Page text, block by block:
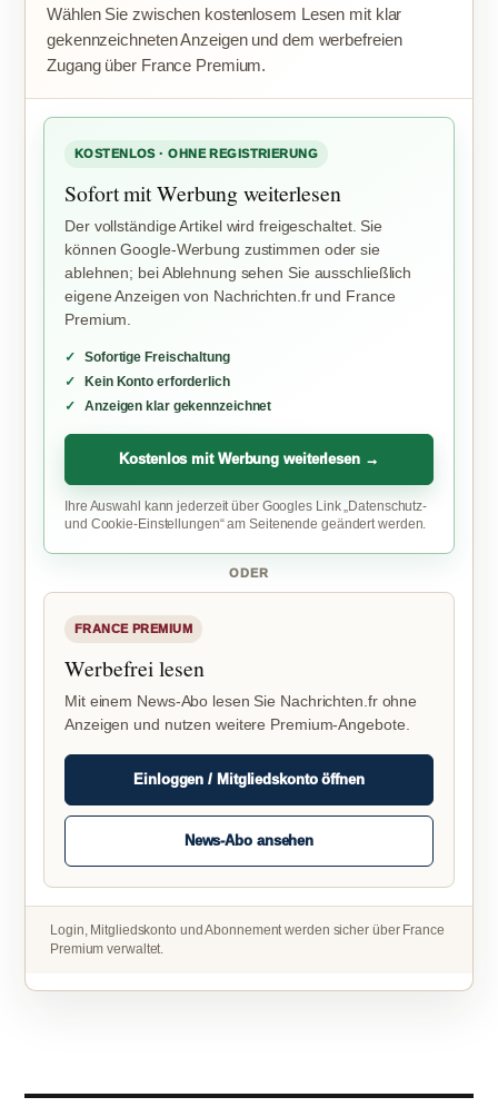
Wählen Sie zwischen kostenlosem Lesen mit klar
gekennzeichneten Anzeigen und dem werbefreien
Zugang über France Premium.
KOSTENLOS · OHNE REGISTRIERUNG
Sofort mit Werbung weiterlesen
Der vollständige Artikel wird freigeschaltet. Sie
können Google-Werbung zustimmen oder sie
ablehnen; bei Ablehnung sehen Sie ausschließlich
eigene Anzeigen von Nachrichten.fr und France
Premium.
Sofortige Freischaltung
Kein Konto erforderlich
Anzeigen klar gekennzeichnet
Kostenlos mit Werbung weiterlesen →
Ihre Auswahl kann jederzeit über Googles Link „Datenschutz-
und Cookie-Einstellungen“ am Seitenende geändert werden.
ODER
FRANCE PREMIUM
Werbefrei lesen
Mit einem News-Abo lesen Sie Nachrichten.fr ohne
Anzeigen und nutzen weitere Premium-Angebote.
Einloggen / Mitgliedskonto öffnen
News-Abo ansehen
Login, Mitgliedskonto und Abonnement werden sicher über France
Premium verwaltet.